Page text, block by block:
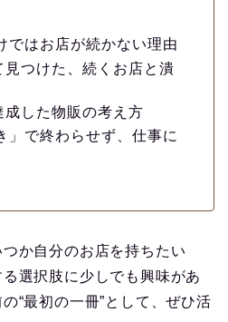
ではお店が続かない理由
つけた、続くお店と潰
成した物販の考え方
」で終わらせず、仕事に
か自分のお店を持ちたい
選択肢に少しでも興味があ
“最初の一冊”として、ぜひ活
保存版】自家焙煎
ーショップ開業の
備・やり方まとめ
備・必要なもの一
談あり
ー焙煎のやり方
記事【初心者〜プ